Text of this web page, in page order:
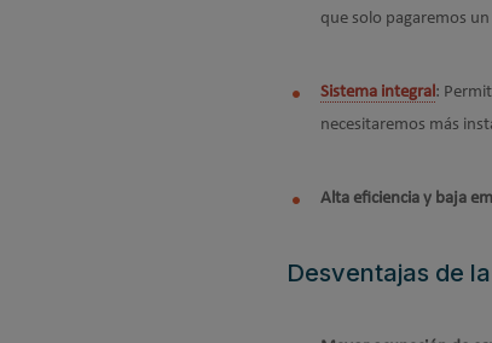
que solo pagaremos
Sistema integral:
necesitaremos más
Alta eficiencia y baja
Desventajas de